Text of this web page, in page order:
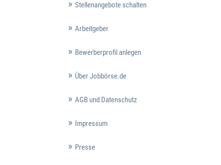
Stellenangebote schalten
Arbeitgeber
Bewerberprofil anlegen
Über Jobbörse.de
AGB und Datenschutz
Impressum
Presse